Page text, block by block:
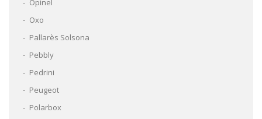
Opinel
Oxo
Pallarès Solsona
Pebbly
Pedrini
Peugeot
Polarbox